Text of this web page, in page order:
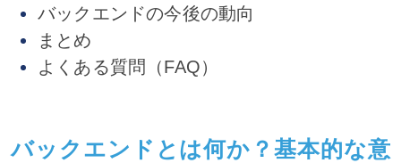
バックエンドの今後の動向
まとめ
よくある質問（FAQ）
バックエンドとは何か？基本的な意